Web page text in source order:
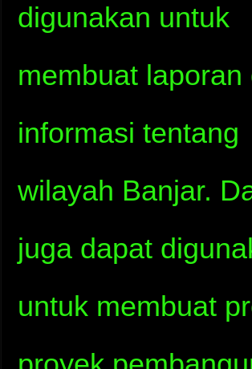
digunakan untuk
membuat laporan
informasi tentang
wilayah Banjar.
juga dapat
untuk membuat